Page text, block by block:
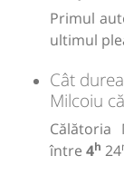
Primul
ultimul
Cât
Milcoiu
Călătoria
între 4h 24